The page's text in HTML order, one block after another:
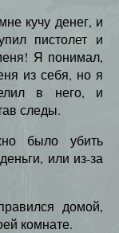
кучу денег, и
пистолет и
Я понимал,
из себя, но я
в него, и
следы.
было убить
или из-за
домой,
комнате.